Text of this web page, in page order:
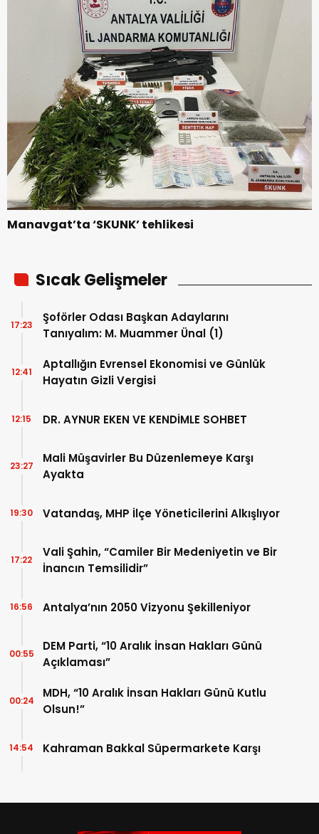
Manavgat’ta ‘SKUNK’ tehlikesi
Sıcak Gelişmeler
Şoförler Odası Başkan Adaylarını
Tanıyalım: M. Muammer Ünal (1)
17:23
Aptallığın Evrensel Ekonomisi ve Günlük
Hayatın Gizli Vergisi
12:41
DR. AYNUR EKEN VE KENDİMLE SOHBET
12:15
Mali Müşavirler Bu Düzenlemeye Karşı
Ayakta
23:27
Vatandaş, MHP İlçe Yöneticilerini Alkışlıyor
19:30
Vali Şahin, “Camiler Bir Medeniyetin ve Bir
İnancın Temsilidir”
17:22
Antalya’nın 2050 Vizyonu Şekilleniyor
16:56
DEM Parti, “10 Aralık İnsan Hakları Günü
Açıklaması”
00:55
MDH, “10 Aralık İnsan Hakları Günü Kutlu
Olsun!”
00:24
Kahraman Bakkal Süpermarkete Karşı
14:54